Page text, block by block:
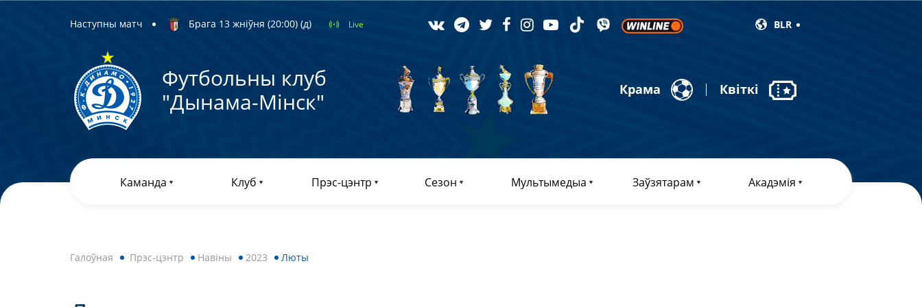
Наступны матч Брага 13 жніўня (20:00) (д) Live BLR
Футбольны клуб
"Дынама-Мiнск"
Крама Квіткі
Каманда Клуб Прэс-цэнтр Сезон Мультымедыа Заўзятарам Акадэмія
Галоўная Прэс-цэнтр Навiны 2023 Люты